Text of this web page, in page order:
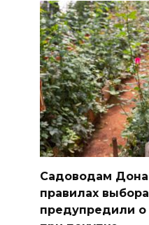
Садоводам
правилах
предупредили о